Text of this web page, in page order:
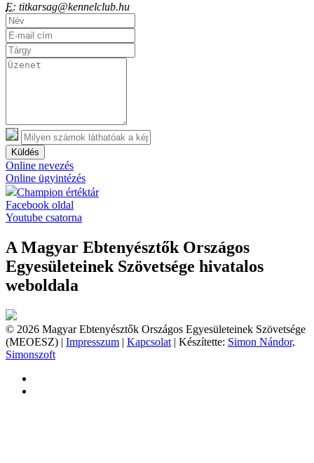
E: titkarsag@kennelclub.hu
Küldés
Online nevezés
Online ügyintézés
Champion értéktár
Facebook oldal
Youtube csatorna
A Magyar Ebtenyésztők Országos
Egyesületeinek Szövetsége hivatalos
weboldala
© 2026 Magyar Ebtenyésztők Országos Egyesületeinek Szövetsége
(MEOESZ) | Impresszum | Kapcsolat | Készítette: Simon Nándor,
Simonszoft